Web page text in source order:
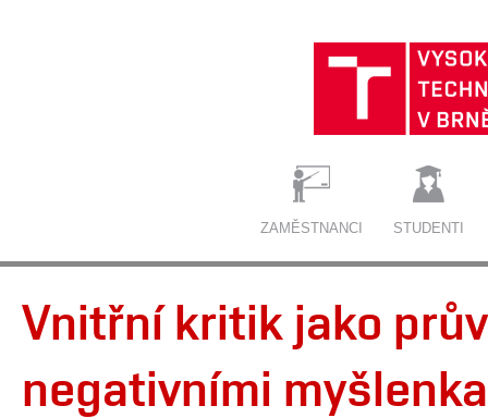
ZAMĚSTNANCI STUDENTI
Vnitřní kritik jako
negativními